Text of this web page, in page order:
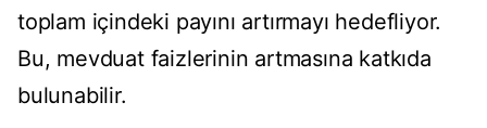
toplam içindeki payını artırmayı hedefliyor.
Bu, mevduat faizlerinin artmasına katkıda
bulunabilir.